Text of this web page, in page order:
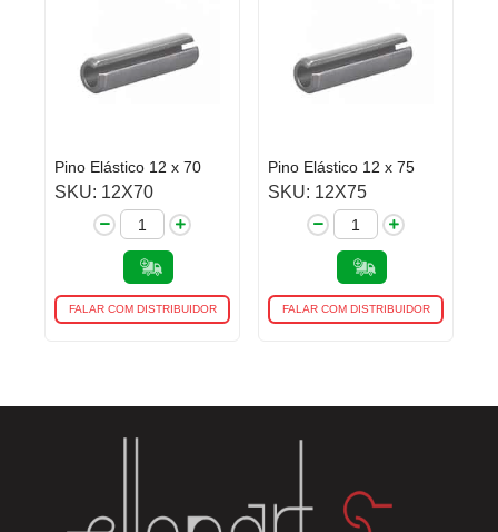
Pino Elástico 12 x 70
SKU: 12X70
FALAR COM DISTRIBUIDOR
Pino Elástico 12 x 75
SKU: 12X75
FALAR COM DISTRIBUIDOR